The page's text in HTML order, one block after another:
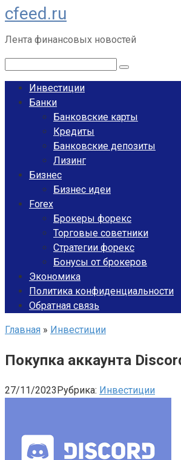
Перейти
к
контенту
cfeed.ru
Лента финансовых новостей
Инвестиции
Банки
Банковские карты
Кредиты
Банковские депозиты
Лизинг
Бизнес
Бизнес идеи
Forex
Брокеры форекс
Торговые советники
Стратегии форекс
Бонусы от брокеров
Экономика
Политика конфиденциальности
Обратная связь
Главная » Инвестиции
Покупка аккаунта
27/11/2023Рубрика: Инвестиции